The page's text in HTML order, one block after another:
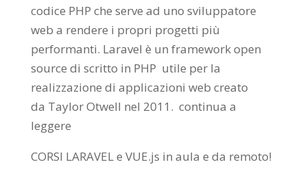
codice PHP che serve ad uno sviluppatore
web a rendere i propri progetti più
performanti. Laravel è un framework open
source di scritto in PHP utile per la
realizzazione di applicazioni web creato
da Taylor Otwell nel 2011. continua a
leggere
CORSI LARAVEL e VUE.js in aula e da remoto!